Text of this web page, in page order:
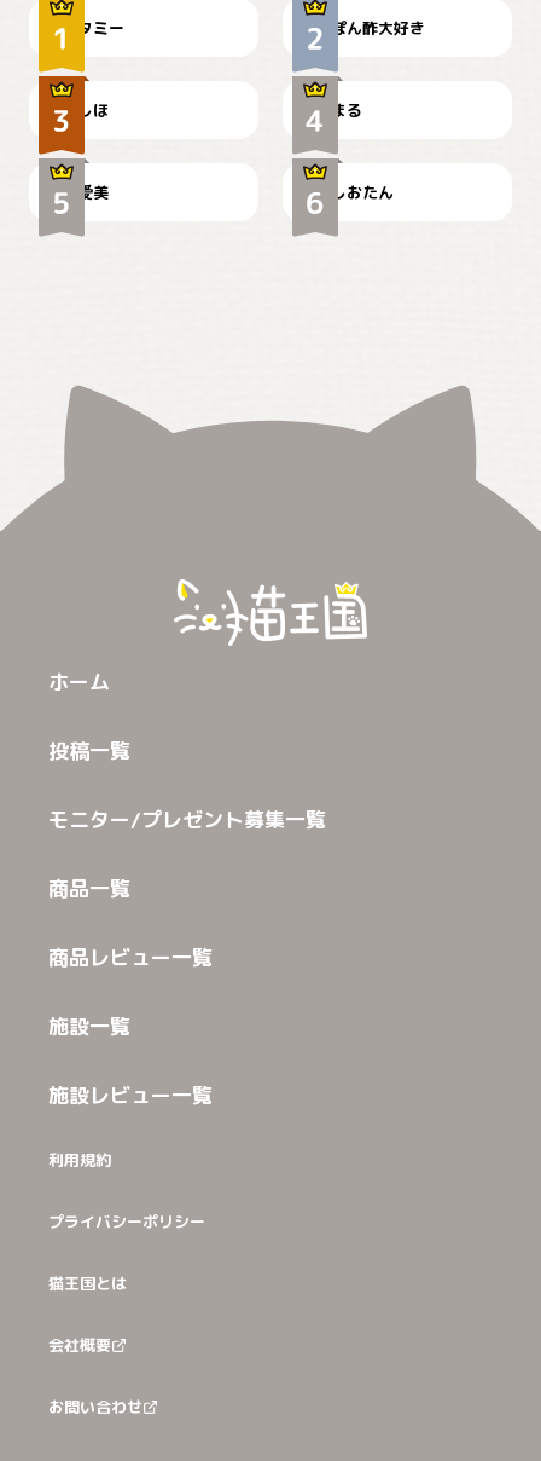
タミー ぽん酢大好き
お弁当になりたいにゃ😽
しほ
🤦‍♀️
まる
かわいい毛玉つき
爱美
暑い日が続くにゃ
しおたん
ホーム
投稿一覧
モニター/プレゼント募集一覧
商品一覧
商品レビュー一覧
施設一覧
施設レビュー一覧
利用規約
プライバシーポリシー
猫王国とは
会社概要
お問い合わせ